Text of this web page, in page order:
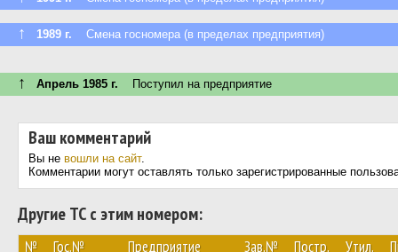
↑ 1989 г. Смена госномера (в пределах предприятия)
↑ Апрель 1985 г. Поступил на предприятие
Ваш комментарий
Вы не вошли на сайт.
Комментарии могут оставлять только зарегистрированные
Другие ТС с этим номером:
№ Гос.№ Предприятие Зав.№ Постр. Утил.